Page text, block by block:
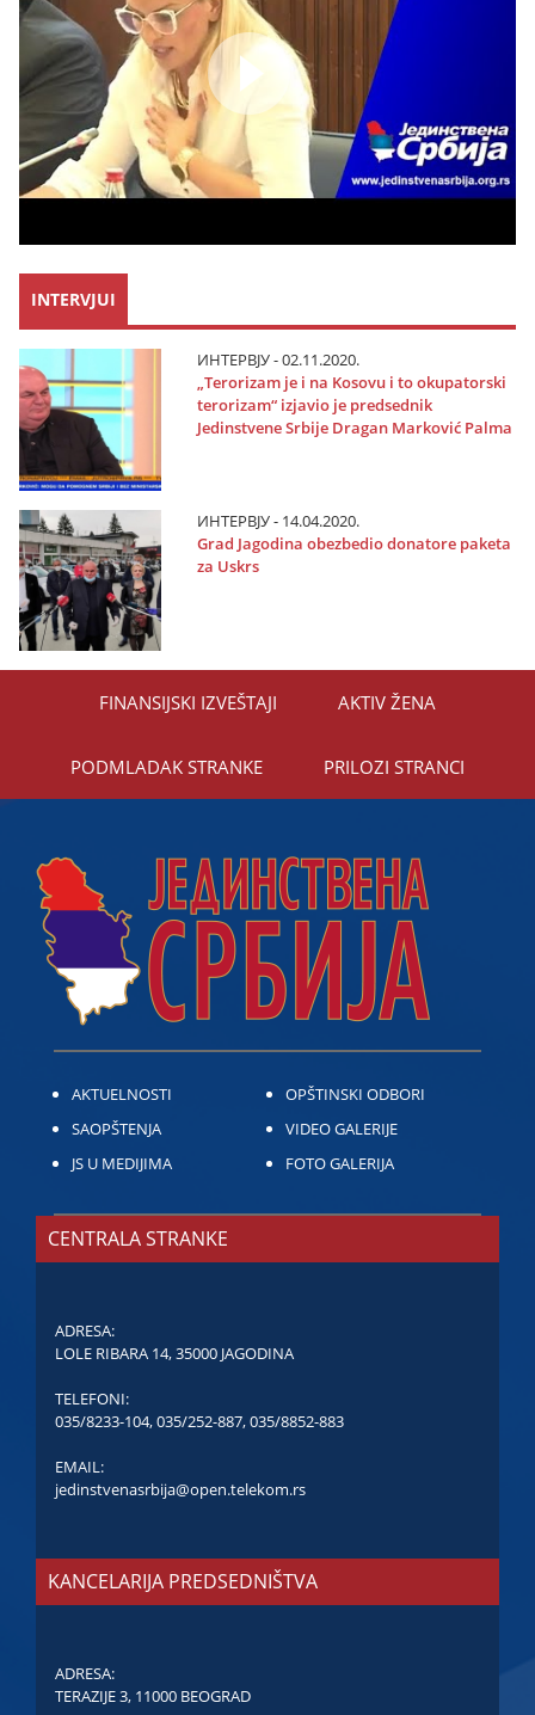
INTERVJUI
ИНТЕРВЈУ - 02.11.2020.
„Terorizam јe i na Kosovu i to okupatorski
terorizam“ izјavio јe predsednik
Јedinstvene Srbiјe Dragan Marković Palma
ИНТЕРВЈУ - 14.04.2020.
Grad Јagodina obezbedio donatore paketa
za Uskrs
FINANSIЈSKI IZVEŠTAЈI AKTIV ŽENA
PODMLADAK STRANKE PRILOZI STRANCI
AKTUELNOSTI
SAOPŠTENJA
JS U MEDIJIMA
OPŠTINSKI ODBORI
VIDEO GALERIJE
FOTO GALERIJA
CENTRALA STRANKE
ADRESA:
LOLE RIBARA 14, 35000 JAGODINA
TELEFONI:
035/8233-104,035/252-887,035/8852-883
EMAIL:
jedinstvenasrbija@open.telekom.rs
KANCELARIJA PREDSEDNIŠTVA
ADRESA:
TERAZIJE 3, 11000 BEOGRAD